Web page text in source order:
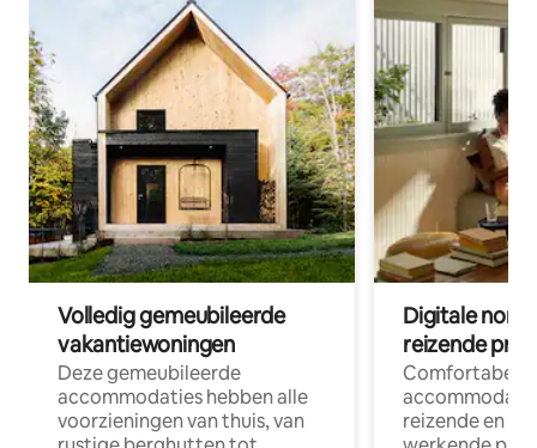
Volledig gemeubileerde
vakantiewoningen
Deze gemeubileerde
accommodaties hebben alle
voorzieningen van thuis, van
Digitale
reizende
Comfortabele
reizende en